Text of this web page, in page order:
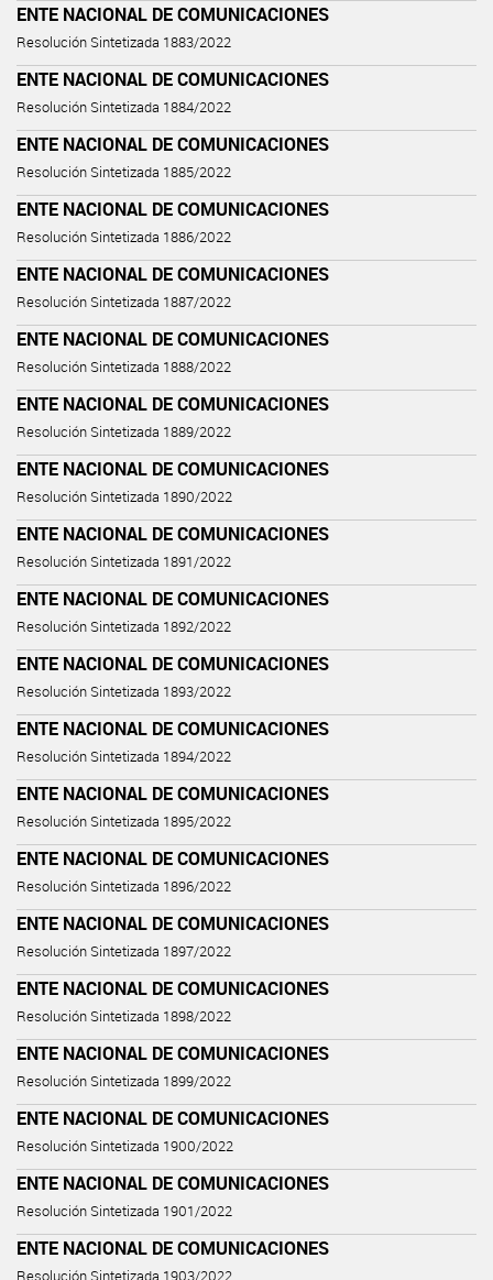
ENTE NACIONAL DE COMUNICACIONES
Resolución Sintetizada 1883/2022
ENTE NACIONAL DE COMUNICACIONES
Resolución Sintetizada 1884/2022
ENTE NACIONAL DE COMUNICACIONES
Resolución Sintetizada 1885/2022
ENTE NACIONAL DE COMUNICACIONES
Resolución Sintetizada 1886/2022
ENTE NACIONAL DE COMUNICACIONES
Resolución Sintetizada 1887/2022
ENTE NACIONAL DE COMUNICACIONES
Resolución Sintetizada 1888/2022
ENTE NACIONAL DE COMUNICACIONES
Resolución Sintetizada 1889/2022
ENTE NACIONAL DE COMUNICACIONES
Resolución Sintetizada 1890/2022
ENTE NACIONAL DE COMUNICACIONES
Resolución Sintetizada 1891/2022
ENTE NACIONAL DE COMUNICACIONES
Resolución Sintetizada 1892/2022
ENTE NACIONAL DE COMUNICACIONES
Resolución Sintetizada 1893/2022
ENTE NACIONAL DE COMUNICACIONES
Resolución Sintetizada 1894/2022
ENTE NACIONAL DE COMUNICACIONES
Resolución Sintetizada 1895/2022
ENTE NACIONAL DE COMUNICACIONES
Resolución Sintetizada 1896/2022
ENTE NACIONAL DE COMUNICACIONES
Resolución Sintetizada 1897/2022
ENTE NACIONAL DE COMUNICACIONES
Resolución Sintetizada 1898/2022
ENTE NACIONAL DE COMUNICACIONES
Resolución Sintetizada 1899/2022
ENTE NACIONAL DE COMUNICACIONES
Resolución Sintetizada 1900/2022
ENTE NACIONAL DE COMUNICACIONES
Resolución Sintetizada 1901/2022
ENTE NACIONAL DE COMUNICACIONES
Resolución Sintetizada 1903/2022